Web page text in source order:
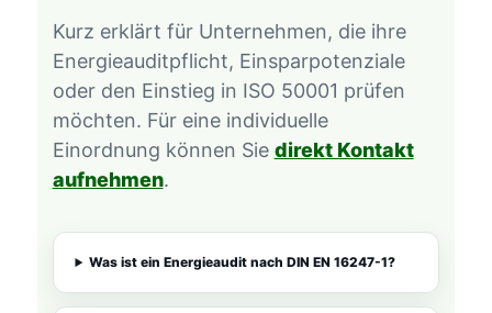
Kurz erklärt für Unternehmen, die ihre
Energieauditpflicht, Einsparpotenziale
oder den Einstieg in ISO 50001 prüfen
möchten. Für eine individuelle
Einordnung können Sie direkt Kontakt
aufnehmen.
Was ist ein Energieaudit nach DIN EN 16247-1?